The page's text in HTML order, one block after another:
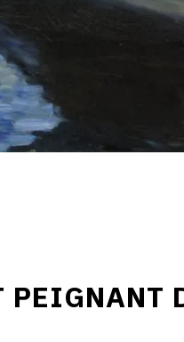
PEIGNANT